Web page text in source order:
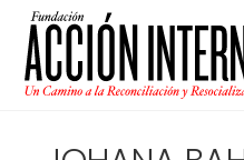
contenido